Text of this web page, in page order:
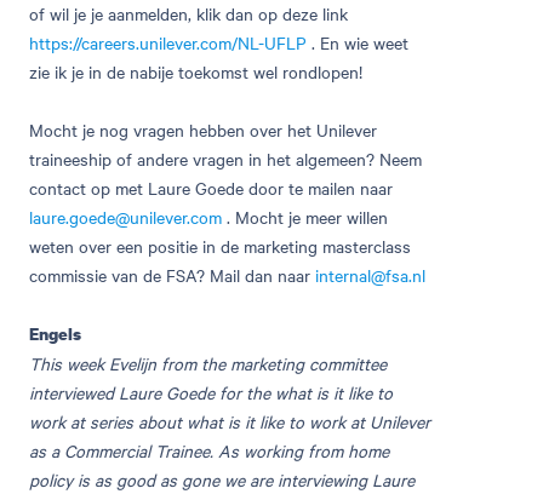
of wil je je aanmelden, klik dan op deze link
https://careers.unilever.com/NL-UFLP . En wie weet
zie ik je in de nabije toekomst wel rondlopen!
Mocht je nog vragen hebben over het Unilever
traineeship of andere vragen in het algemeen? Neem
contact op met Laure Goede door te mailen naar
laure.goede@unilever.com . Mocht je meer willen
weten over een positie in de marketing masterclass
commissie van de FSA? Mail dan naar internal@fsa.nl
Engels
This week Evelijn from the marketing committee
interviewed Laure Goede for the what is it like to
work at series about what is it like to work at Unilever
as a Commercial Trainee. As working from home
policy is as good as gone we are interviewing Laure